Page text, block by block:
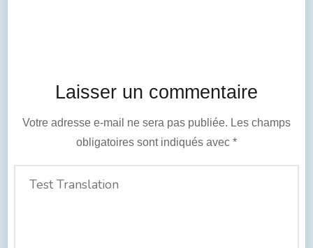
Laisser un commentaire
Votre adresse e-mail ne sera pas publiée. Les champs
obligatoires sont indiqués avec *